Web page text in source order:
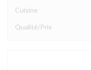
Cuisine
Qualité/Prix